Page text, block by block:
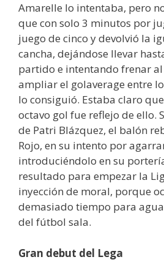
Amarelle lo intentaba, pero
que con solo 3 minutos por
juego de cinco y devolvió la
cancha, dejándose llevar
partido e intentando frenar
ampliar el golaverage entre
lo consiguió. Estaba claro
octavo gol fue reflejo de ello.
de Patri Blázquez, el balón
Rojo, en su intento por
introduciéndolo en su
resultado para empezar la
inyección de moral, porque
demasiado tiempo para
del fútbol sala.
Gran debut del Lega